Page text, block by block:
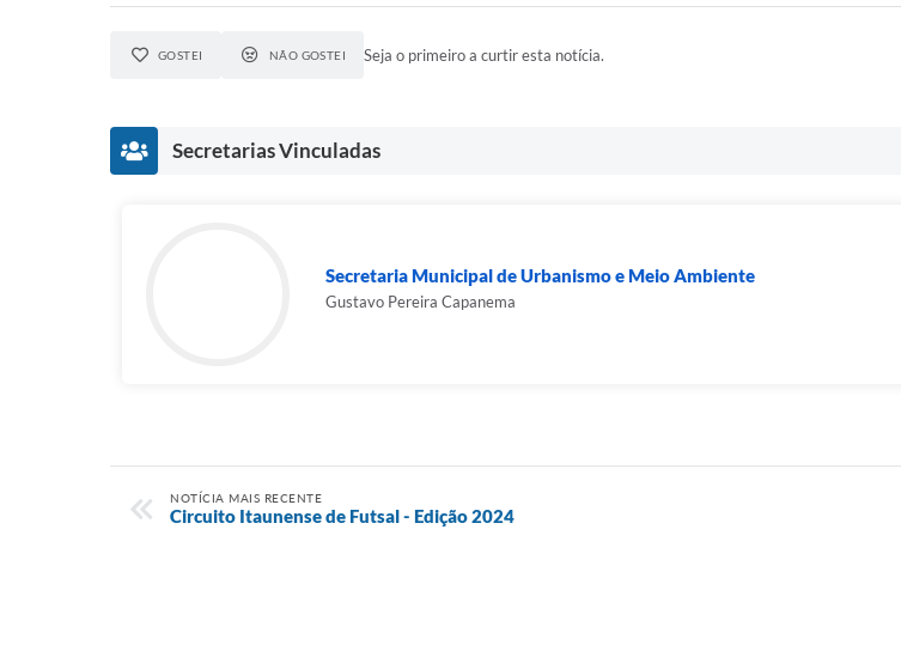
GOSTEI NÃO GOSTEI Seja o primeiro a curtir esta notícia.
Secretarias Vinculadas
Secretaria Municipal de Urbanismo e Meio Ambiente
Gustavo Pereira Capanema
NOTÍCIA MAIS RECENTE
Circuito Itaunense de Futsal - Edição 2024